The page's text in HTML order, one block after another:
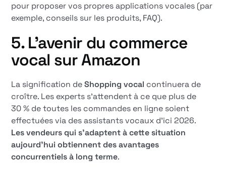
pour proposer vos propres applications vocales (par
exemple, conseils sur les produits, FAQ).
5. L'avenir du commerce
vocal sur Amazon
La signification deShopping vocal continuera de
croître. Les experts s'attendent à ce que plus de
30 % de toutes les commandes en ligne soient
effectuées via des assistants vocaux d'ici 2026.
Les vendeurs qui s'adaptent à cette situation
aujourd'hui obtiennent des avantages
concurrentiels à long terme.